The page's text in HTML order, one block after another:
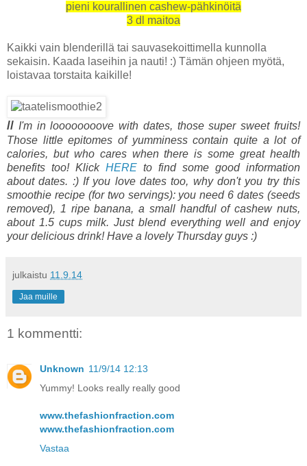
pieni kourallinen cashew-pähkinöitä
3 dl maitoa
Kaikki vain blenderillä tai sauvasekoittimella kunnolla
sekaisin. Kaada laseihin ja nauti! :) Tämän ohjeen myötä,
loistavaa torstaita kaikille!
// I'm in loooooooove with dates, those super sweet fruits!
Those little epitomes of yumminess contain quite a lot of
calories, but who cares when there is some great health
benefits too! Klick HERE to find some good information
about dates. :) If you love dates too, why don't you try this
smoothie recipe (for two servings): you need 6 dates (seeds
removed), 1 ripe banana, a small handful of cashew nuts,
about 1.5 cups milk. Just blend everything well and enjoy
your delicious drink! Have a lovely Thursday guys :)
julkaistu 11.9.14
Jaa muille
1 kommentti:
Unknown 11/9/14 12:13
Yummy! Looks really really good
www.thefashionfraction.com
www.thefashionfraction.com
Vastaa